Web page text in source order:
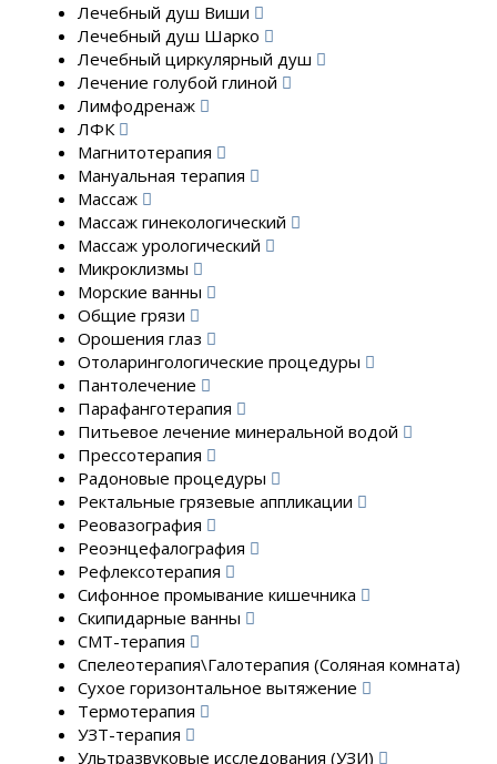
Лечебный душ Виши
Лечебный душ Шарко
Лечебный циркулярный душ
Лечение голубой глиной
Лимфодренаж
ЛФК
Магнитотерапия
Мануальная терапия
Массаж
Массаж гинекологический
Массаж урологический
Микроклизмы
Морские ванны
Общие грязи
Орошения глаз
Отоларингологические процедуры
Пантолечение
Парафанготерапия
Питьевое лечение минеральной водой
Прессотерапия
Радоновые процедуры
Ректальные грязевые аппликации
Реовазография
Реоэнцефалография
Рефлексотерапия
Сифонное промывание кишечника
Скипидарные ванны
СМТ-терапия
Спелеотерапия\Галотерапия (Соляная комната)
Сухое горизонтальное вытяжение
Термотерапия
УЗТ-терапия
Ультразвуковые исследования (УЗИ)